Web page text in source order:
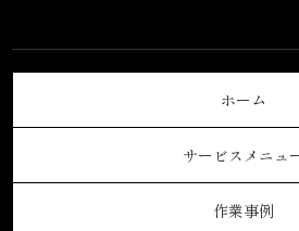
ホーム
サービスメニュ
作業事例